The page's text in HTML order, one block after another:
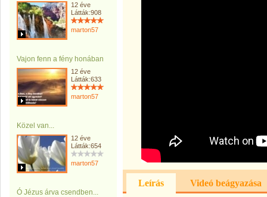
12 éve
Látták:908
marton57
Vajon fenn a fény honában
12 éve
Látták:633
marton57
Közel van...
12 éve
Látták:654
marton57
Ó Jézus árva csendben...
Leírás Videó beágyazása